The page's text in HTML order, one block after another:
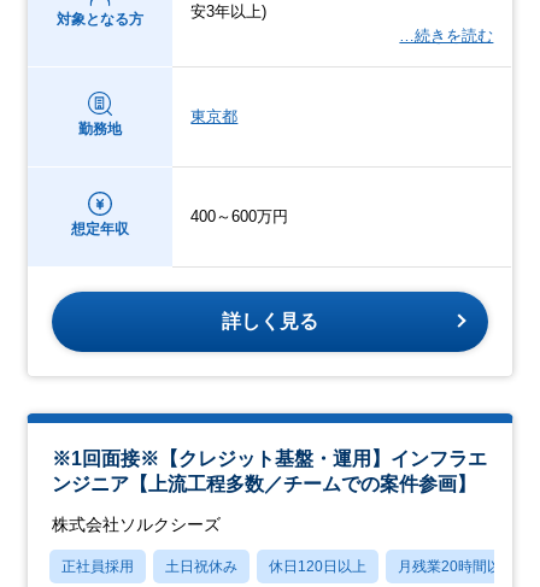
対象となる方
安3年以上)
…続きを読む
勤務地
東京都
想定年収
400～600万円
詳しく見る
※1回面接※【クレジット基盤・運用】インフラエ
ンジニア【上流工程多数／チームでの案件参画】
株式会社ソルクシーズ
正社員採用 土日祝休み 休日120日以上 月残業20時間以内